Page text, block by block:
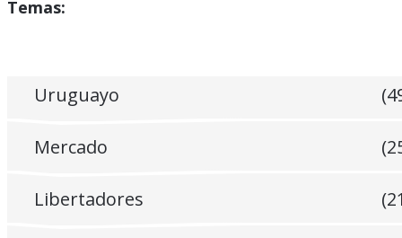
Temas:
Uruguayo
Mercado
Libertadores